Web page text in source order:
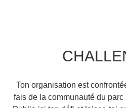
Ton organisation est
fais de la communauté du